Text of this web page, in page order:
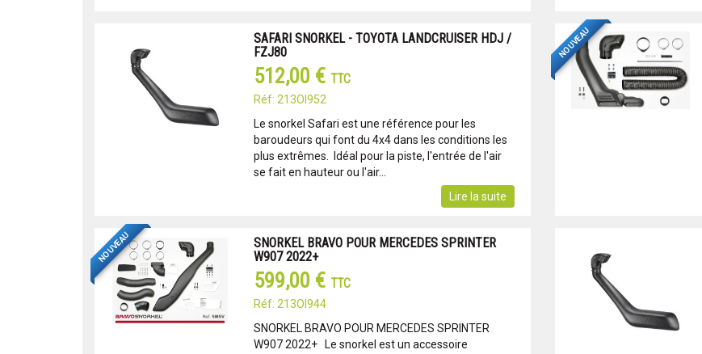
SAFARI SNORKEL - TOYOTA LANDCRUISER HDJ /
FZJ80
512,00 € TTC
Réf: 213OI952
Le snorkel Safari est une référence pour les
baroudeurs qui font du 4x4 dans les conditions les
plus extrêmes. Idéal pour la piste, l'entrée de l'air
se fait en hauteur ou l'air...
Lire la suite
NOUVEAU
NOUVEAU
SNORKEL BRAVO POUR MERCEDES SPRINTER
W907 2022+
599,00 € TTC
Réf: 213OI944
SNORKEL BRAVO POUR MERCEDES SPRINTER
W907 2022+ Le snorkel est un accessoire